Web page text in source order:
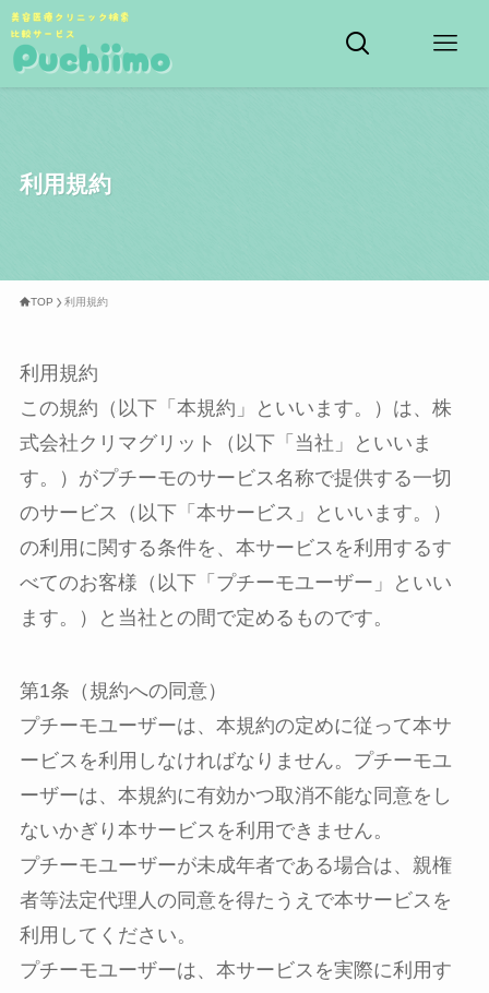
利用規約
TOP 利用規約
利用規約
この規約（以下「本規約」といいます。）は、株
式会社クリマグリット（以下「当社」といいま
す。）がプチーモのサービス名称で提供する一切
のサービス（以下「本サービス」といいます。）
の利用に関する条件を、本サービスを利用するす
べてのお客様（以下「プチーモユーザー」といい
ます。）と当社との間で定めるものです。
第1条（規約への同意）
プチーモユーザーは、本規約の定めに従って本サ
ービスを利用しなければなりません。プチーモユ
ーザーは、本規約に有効かつ取消不能な同意をし
ないかぎり本サービスを利用できません。
プチーモユーザーが未成年者である場合は、親権
者等法定代理人の同意を得たうえで本サービスを
利用してください。
プチーモユーザーは、本サービスを実際に利用す